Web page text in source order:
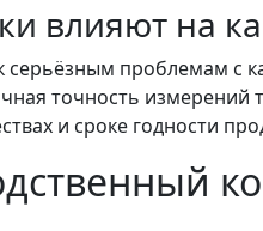
влияют на
серьёзным проблемам с
точность измерений
и сроке годности